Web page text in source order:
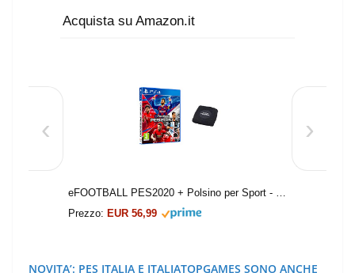
Acquista su Amazon.it
eFOOTBALL PES2020 + Polsino per Sport - Playstation 4 [Esclusiva Amazon.it]
Prezzo: EUR 56,99
‹ ›
NOVITA’: PES ITALIA E ITALIATOPGAMES SONO ANCHE